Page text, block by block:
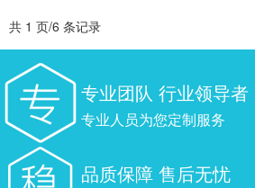
共 1 页/6 条记录
专业团队 行业领导者
专业人员为您定制服务
品质保障 售后无忧